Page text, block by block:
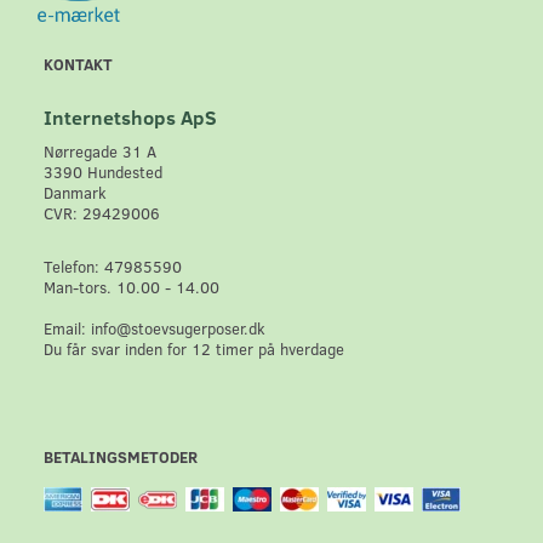
KONTAKT
Internetshops ApS
Nørregade 31 A
3390 Hundested
Danmark
CVR: 29429006
Telefon: 47985590
Man-tors. 10.00 - 14.00
Email: info@stoevsugerposer.dk
Du får svar inden for 12 timer på hverdage
BETALINGSMETODER